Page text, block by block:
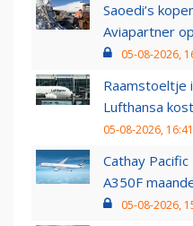
Saoedi’s
Aviapartner
05-08-2026,
Raamstoeltje
Lufthansa
05-08-2026, 16:41
Cathay
A350F
05-08-2026,